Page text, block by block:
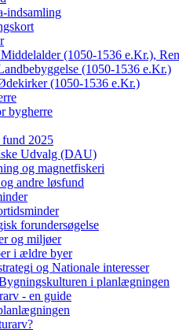
indsamling
(1050-1536 e.Kr.),
(1050-1536 e.Kr.)
(1050-1536 e.Kr.)
bygherre
2025
Udvalg (DAU)
og magnetfiskeri
andre løsfund
forundersøgelse
og miljøer
i ældre byer
og Nationale interesser
i planlægningen
- en guide